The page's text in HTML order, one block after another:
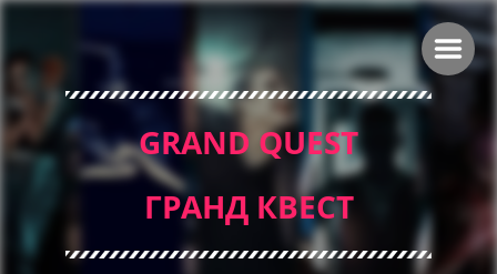
GRAND QUEST
ГРАНД КВЕСТ